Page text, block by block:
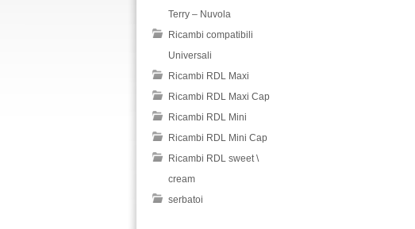
Terry – Nuvola
Ricambi compatibili
Universali
Ricambi RDL Maxi
Ricambi RDL Maxi Cap
Ricambi RDL Mini
Ricambi RDL Mini Cap
Ricambi RDL sweet \
cream
serbatoi